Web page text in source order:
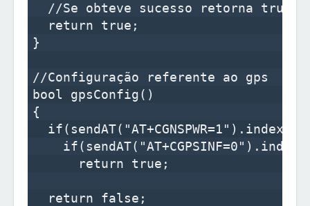
  //Se obteve sucesso retorna true
  return true;
}
//Configuração referente ao gps
bool gpsConfig()
{
      return true;
  return false;